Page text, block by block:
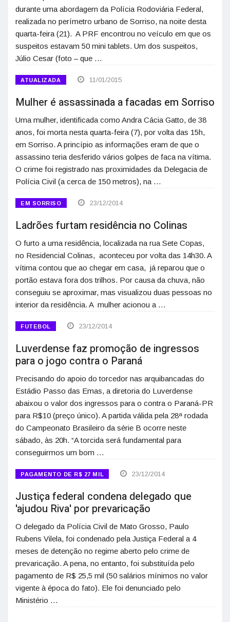
durante uma abordagem da Polícia Rodoviária Federal,
realizada no perímetro urbano de Sorriso, na noite desta
quarta-feira (21). A PRF encontrou no veículo em que os
suspeitos estavam 50 mini tablets. Um dos suspeitos,
Júlio Cesar (foto – que …
ATUALIZADA 11/01/2015
Mulher é assassinada a facadas em Sorriso
Uma mulher, identificada como Andra Cácia Gatto, de 38
anos, foi morta nesta quarta-feira (7), por volta das 15h,
em Sorriso. A princípio as informações eram de que o
assassino teria desferido vários golpes de faca na vítima.
O crime foi registrado nas proximidades da Delegacia de
Polícia Civil (a cerca de 150 metros), na …
EM SORRISO 23/12/2014
Ladrões furtam residência no Colinas
O furto a uma residência, localizada na rua Sete Copas,
no Residencial Colinas, aconteceu por volta das 14h30. A
vítima contou que ao chegar em casa, já reparou que o
portão estava fora dos trilhos. Por causa da chuva, não
conseguiu se aproximar, mas visualizou duas pessoas no
interior da residência. A mulher acionou a …
FUTEBOL 23/12/2014
Luverdense faz promoção de ingressos
para o jogo contra o Paraná
Precisando do apoio do torcedor nas arquibancadas do
Estádio Passo das Emas, a diretoria do Luverdense
abaixou o valor dos ingressos para o contra o Paraná-PR
para R$10 (preço único). A partida válida pela 28ª rodada
do Campeonato Brasileiro da série B ocorre neste
sábado, às 20h. “A torcida será fundamental para
conseguirmos um bom …
PAGAMENTO DE R$ 27 MIL 23/12/2014
Justiça federal condena delegado que
'ajudou Riva' por prevaricação
O delegado da Polícia Civil de Mato Grosso, Paulo
Rubens Vilela, foi condenado pela Justiça Federal a 4
meses de detenção no regime aberto pelo crime de
prevaricação. A pena, no entanto, foi substituída pelo
pagamento de R$ 25,5 mil (50 salários mínimos no valor
vigente à época do fato). Ele foi denunciado pelo
Ministério …